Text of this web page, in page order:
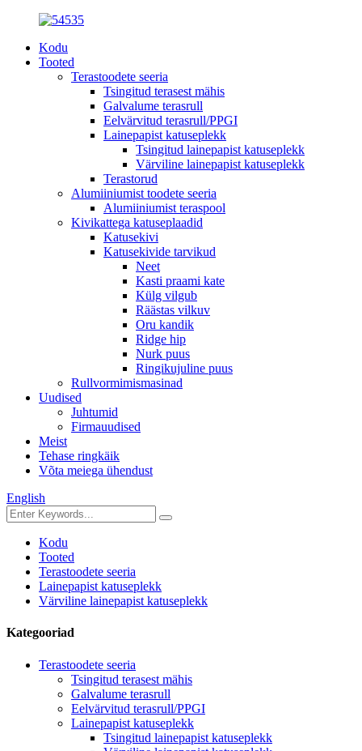
Kodu
Tooted
Terastoodete seeria
Tsingitud terasest mähis
Galvalume terasrull
Eelvärvitud terasrull/PPGI
Lainepapist katuseplekk
Tsingitud lainepapist katuseplekk
Värviline lainepapist katuseplekk
Terastorud
Alumiiniumist toodete seeria
Alumiiniumist teraspool
Kivikattega katuseplaadid
Katusekivi
Katusekivide tarvikud
Neet
Kasti praami kate
Külg vilgub
Räästas vilkuv
Oru kandik
Ridge hip
Nurk puus
Ringikujuline puus
Rullvormimismasinad
Uudised
Juhtumid
Firmauudised
Meist
Tehase ringkäik
Võta meiega ühendust
English
Kodu
Tooted
Terastoodete seeria
Lainepapist katuseplekk
Värviline lainepapist katuseplekk
Kategooriad
Terastoodete seeria
Tsingitud terasest mähis
Galvalume terasrull
Eelvärvitud terasrull/PPGI
Lainepapist katuseplekk
Tsingitud lainepapist katuseplekk